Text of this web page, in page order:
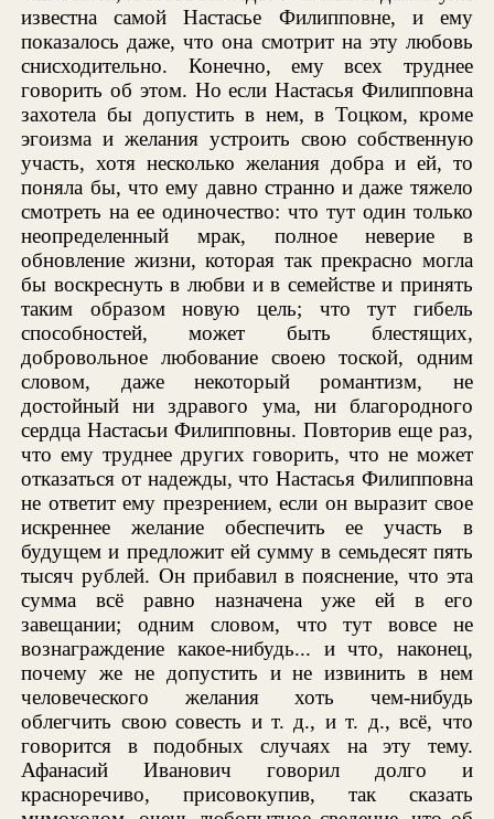
известна самой Настасье Филипповне, и ему
показалось даже, что она смотрит на эту любовь
снисходительно. Конечно, ему всех труднее
говорить об этом. Но если Настасья Филипповна
захотела бы допустить в нем, в Тоцком, кроме
эгоизма и желания устроить свою собственную
участь, хотя несколько желания добра и ей, то
поняла бы, что ему давно странно и даже тяжело
смотреть на ее одиночество: что тут один только
неопределенный мрак, полное неверие в
обновление жизни, которая так прекрасно могла
бы воскреснуть в любви и в семействе и принять
таким образом новую цель; что тут гибель
способностей, может быть блестящих,
добровольное любование своею тоской, одним
словом, даже некоторый романтизм, не
достойный ни здравого ума, ни благородного
сердца Настасьи Филипповны. Повторив еще раз,
что ему труднее других говорить, что не может
отказаться от надежды, что Настасья Филипповна
не ответит ему презрением, если он выразит свое
искреннее желание обеспечить ее участь в
будущем и предложит ей сумму в семьдесят пять
тысяч рублей. Он прибавил в пояснение, что эта
сумма всё равно назначена уже ей в его
завещании; одним словом, что тут вовсе не
вознаграждение какое-нибудь... и что, наконец,
почему же не допустить и не извинить в нем
человеческого желания хоть чем-нибудь
облегчить свою совесть и т. д., и т. д., всё, что
говорится в подобных случаях на эту тему.
Афанасий Иванович говорил долго и
красноречиво, присовокупив, так сказать